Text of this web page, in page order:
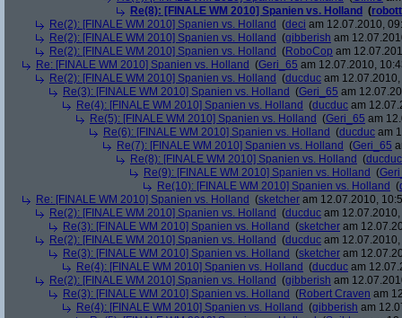
Re(8): [FINALE WM 2010] Spanien vs. Holland (
Re(2): [FINALE WM 2010] Spanien vs. Holland (deci am 12.07.2010,
Re(2): [FINALE WM 2010] Spanien vs. Holland (gibberish am
Re(2): [FINALE WM 2010] Spanien vs. Holland (RoboCop am
Re: [FINALE WM 2010] Spanien vs. Holland (Geri_65 am 12.07.2010,
Re(2): [FINALE WM 2010] Spanien vs. Holland (ducduc am
Re(3): [FINALE WM 2010] Spanien vs. Holland (Geri_65 am
Re(4): [FINALE WM 2010] Spanien vs. Holland (ducduc am
Re(5): [FINALE WM 2010] Spanien vs. Holland (Geri_65 am
Re(6): [FINALE WM 2010] Spanien vs. Holland (ducduc am
Re(7): [FINALE WM 2010] Spanien vs. Holland (Geri_65
Re(8): [FINALE WM 2010] Spanien vs. Holland (ducduc
Re(9): [FINALE WM 2010] Spanien vs. Holland (
Re(10): [FINALE WM 2010] Spanien vs. Holland (
Re: [FINALE WM 2010] Spanien vs. Holland (sketcher am 12.07.2010,
Re(2): [FINALE WM 2010] Spanien vs. Holland (ducduc am
Re(3): [FINALE WM 2010] Spanien vs. Holland (sketcher am
Re(2): [FINALE WM 2010] Spanien vs. Holland (ducduc am
Re(3): [FINALE WM 2010] Spanien vs. Holland (sketcher am
Re(4): [FINALE WM 2010] Spanien vs. Holland (ducduc am
Re(2): [FINALE WM 2010] Spanien vs. Holland (gibberish am
Re(3): [FINALE WM 2010] Spanien vs. Holland (Robert Craven am
Re(4): [FINALE WM 2010] Spanien vs. Holland (gibberish am